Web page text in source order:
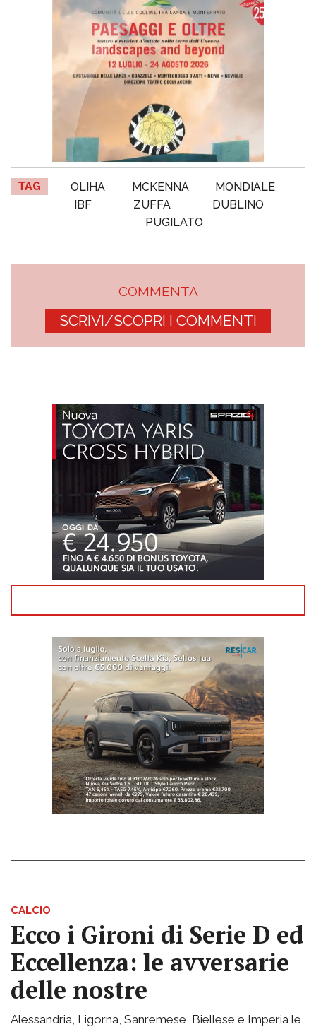
TAG OLIHA MCKENNA
MONDIALE
IBF
ZUFFA
DUBLINO
PUGILATO
COMMENTA
SCRIVI/SCOPRI I COMMENTI
CALCIO
Ecco i Gironi di Serie D ed
Eccellenza: le avversarie
delle nostre
Alessandria, Ligorna, Sanremese, Biellese e Imperia le